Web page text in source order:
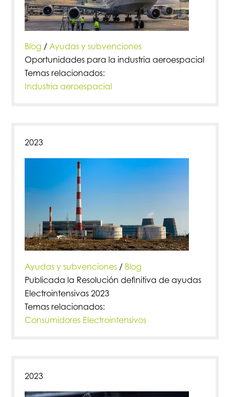
Blog / Ayudas y subvenciones
Oportunidades para la industria aeroespacial
Temas relacionados:
Industria aeroespacial
2023
Ayudas y subvenciones/ Blog
Publicada la Resolución definitiva de ayudas
Electrointensivas 2023
Temas relacionados:
Consumidores Electrointensivos
2023